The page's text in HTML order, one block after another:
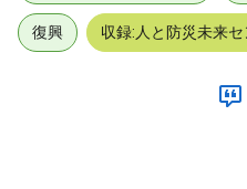
復興 収録:人と防災未来